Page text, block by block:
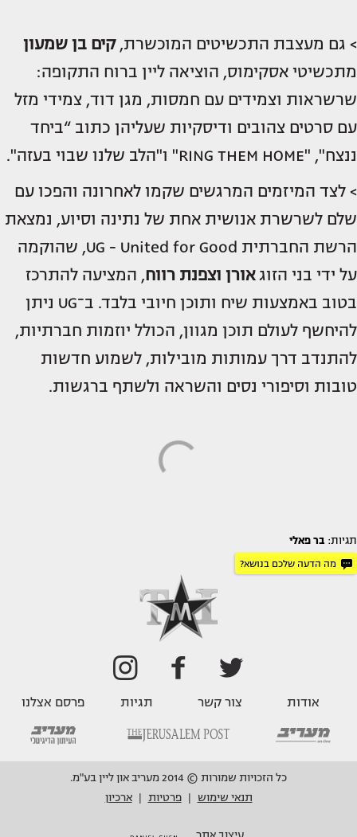
> גם מעצבת התכשיטים המוכשרת,קים בן שמעון
מתכשיטי אסקימוס, הוציאה ליין ברוח התקופה:
שרשראות וצמידים עם חמסות, מגן דוד, צמידי מזל
עם סרטים צהובים ודיסקיות שעליהן כתוב “ביחד
ננצח", "RING THEM HOME" ו"הלב שלנו שבוי בעזה".
> לצד המיזמים המרגשים שקמו לאחרונה והפכו עם
שלם לשרשרת אנושית אחת של נתינה וסיוע, נמצאת
הרשת החברתית UG - United for Good, שהוקמה
על ידי בני הזוגאורן וצפנת רווח, המציעה להתרכז
בטוב באמצעות שיח ותוכן חיובי בלבד. ב־UG ניתן
להיחשף לעולם תוכן מגוון, הכולל יוזמות חברתיות,
להתנדב דרך עמותות מובילות, לשמוע חדשות
טובות וסיפורי נסים והשראה ולשתף ברגשות.
תגיות: בר פאלי
מה הדעה שלכם בנושא?
אודות צור קשר תגיות פרסם אצלנו
כל הזכויות שמורות © 2014 מעריב און ליין בע"מ.
תנאי שימוש
פרטיות ארכיון